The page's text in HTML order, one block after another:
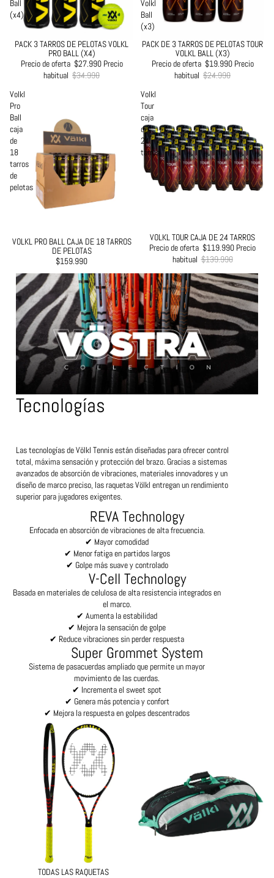
Ball
(x4)
Oferta
PACK 3 TARROS DE PELOTAS VOLKL
PRO BALL (X4)
Precio de oferta $27.990 Precio
habitual $34.990
Volkl
Ball
(x3)
Oferta
PACK DE 3 TARROS DE PELOTAS TOUR
VOLKL BALL (X3)
Precio de oferta $19.990 Precio
habitual $24.990
Volkl
Pro
Ball
caja
de
18
tarros
de
pelotas
VOLKL PRO BALL CAJA DE 18 TARROS
DE PELOTAS
$159.990
Volkl
Tour
caja
de
24
tarros
Oferta
VOLKL TOUR CAJA DE 24 TARROS
Precio de oferta $119.990 Precio
habitual $139.990
Tecnologías
Las tecnologías de Völkl Tennis están diseñadas para ofrecer control
total, máxima sensación y protección del brazo. Gracias a sistemas
avanzados de absorción de vibraciones, materiales innovadores y un
diseño de marco preciso, las raquetas Völkl entregan un rendimiento
superior para jugadores exigentes.
REVA Technology
Enfocada en absorción de vibraciones de alta frecuencia.
✔ Mayor comodidad
✔ Menor fatiga en partidos largos
✔ Golpe más suave y controlado
V-Cell Technology
Basada en materiales de celulosa de alta resistencia integrados en
el marco.
✔ Aumenta la estabilidad
✔ Mejora la sensación de golpe
✔ Reduce vibraciones sin perder respuesta
Super Grommet System
Sistema de pasacuerdas ampliado que permite un mayor
movimiento de las cuerdas.
✔ Incrementa el sweet spot
✔ Genera más potencia y confort
✔ Mejora la respuesta en golpes descentrados
Todas las Raquetas
TODAS LAS RAQUETAS